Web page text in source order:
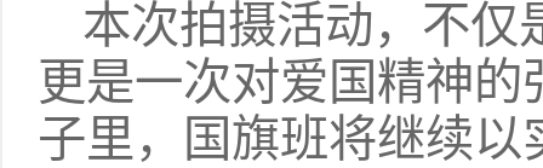
本次拍摄活动，不仅
更是一次对爱国精神
子里，国旗班将继续